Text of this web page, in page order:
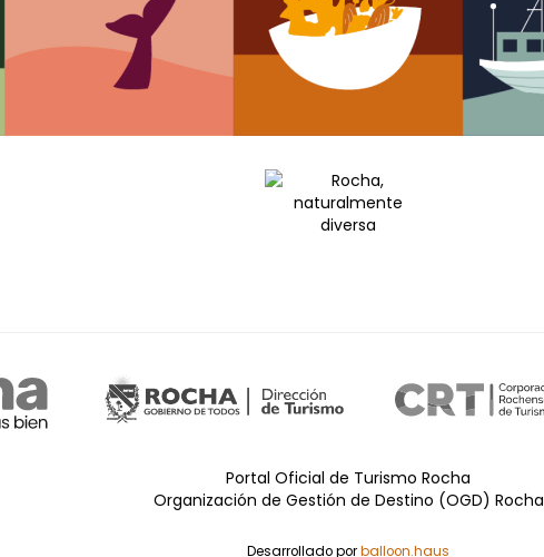
Portal Oficial de Turismo Rocha
Organización de Gestión de Destino (OGD) Rocha
Desarrollado porballoon.haus